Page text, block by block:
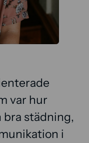
var hur
bra städning,
i